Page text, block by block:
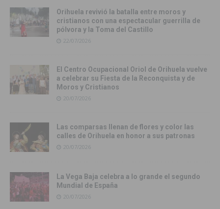
Orihuela revivió la batalla entre moros y
cristianos con una espectacular guerrilla de
pólvora y la Toma del Castillo
22/07/2026
El Centro Ocupacional Oriol de Orihuela vuelve
a celebrar su Fiesta de la Reconquista y de
Moros y Cristianos
20/07/2026
Las comparsas llenan de flores y color las
calles de Orihuela en honor a sus patronas
20/07/2026
La Vega Baja celebra a lo grande el segundo
Mundial de España
20/07/2026